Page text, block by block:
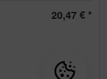
20,47 € *